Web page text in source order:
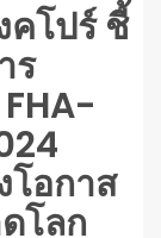
คโปร์ ชี้
ร
โอกาส
โลก